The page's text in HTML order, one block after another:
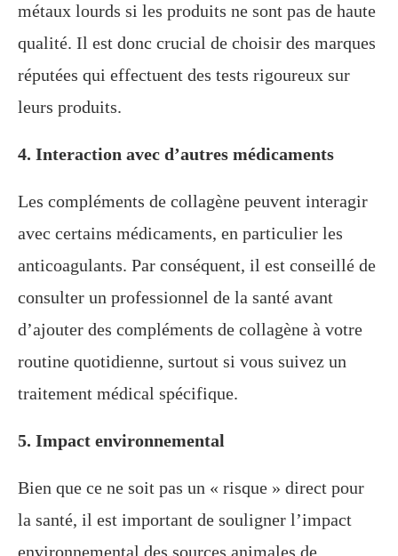
métaux lourds si les produits ne sont pas de haute
qualité. Il est donc crucial de choisir des marques
réputées qui effectuent des tests rigoureux sur
leurs produits.
4. Interaction avec d’autres médicaments
Les compléments de collagène peuvent interagir
avec certains médicaments, en particulier les
anticoagulants. Par conséquent, il est conseillé de
consulter un professionnel de la santé avant
d’ajouter des compléments de collagène à votre
routine quotidienne, surtout si vous suivez un
traitement médical spécifique.
5. Impact environnemental
Bien que ce ne soit pas un « risque » direct pour
la santé, il est important de souligner l’impact
environnemental des sources animales de